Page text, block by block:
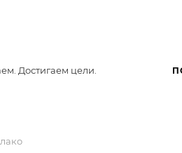
Достигаем цели.